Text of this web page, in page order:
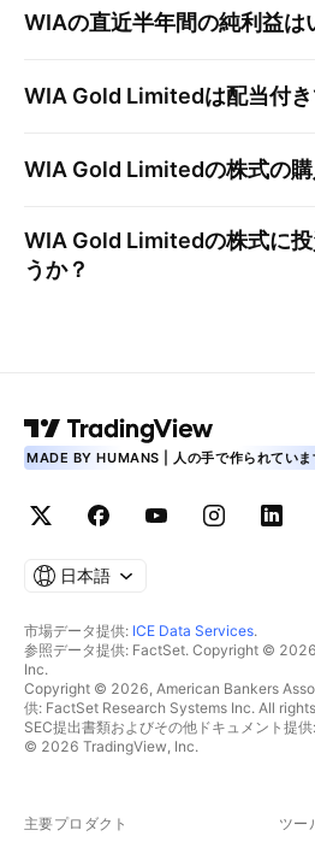
WIAの直近半年間の純利益は
WIA Gold Limitedは配当付
WIA Gold Limitedの株式の
WIA Gold Limitedの株式に
うか？
MADE BY HUMANS | 人の手で作られていま
日本語
市場データ提供: ICE Data Services.
参照データ提供: FactSet. Copyright ©
Inc.
Copyright © 2026, American Bankers
供: FactSet Research Systems Inc. All
SEC提出書類およびその他ドキュメント提供:
© 2026 TradingView, Inc.
主要プロダクト ツー